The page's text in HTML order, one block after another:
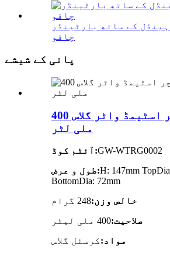
کے ساتھ بارٹینڈر
چاقو
پانی کے شیشے
راکی ٹیکسچر اسٹیمڈ واٹر گلاس 400
ملی لٹر
آئٹم کوڈ:GW-WTRG0002
طول و عرض:H: 147mm
BottomDia: 72mm
خالص وزن:248 گرام
صلاحیت:400 ملی لیٹر
مواد:کرسٹل گلاس